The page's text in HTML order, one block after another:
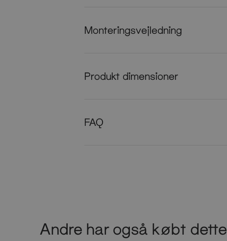
Monteringsvejledning
Produkt dimensioner
FAQ
Andre har også købt dette